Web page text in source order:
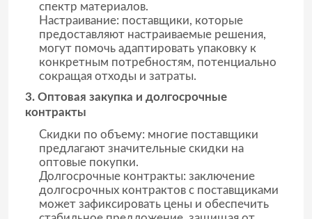
спектр материалов.
Настраивание: поставщики, которые
предоставляют настраиваемые решения,
могут помочь адаптировать упаковку к
конкретным потребностям, потенциально
сокращая отходы и затраты.
3. Оптовая закупка и долгосрочные
контракты
Скидки по объему: многие поставщики
предлагают значительные скидки на
оптовые покупки.
Долгосрочные контракты: заключение
долгосрочных контрактов с поставщиками
может зафиксировать цены и обеспечить